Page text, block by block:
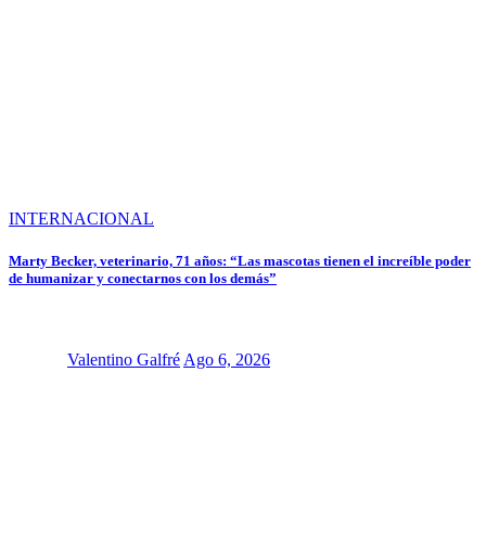
INTERNACIONAL
Marty Becker, veterinario, 71 años: “Las mascotas tienen el increíble poder
de humanizar y conectarnos con los demás”
Valentino GalfréAgo 6, 2026